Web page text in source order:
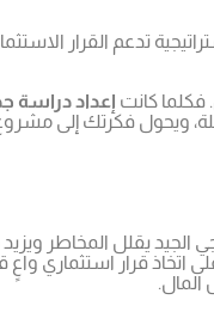
تدعم القرار
كانت إعداد دراسة
ويحول فكرتك إلى
يقلل المخاطر ويزيد
قرار استثماري واعٍ
المال.